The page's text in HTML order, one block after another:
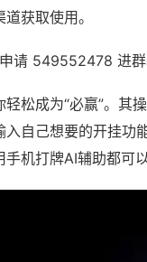
获取使用。
请 549552478 进
松成为“必赢”。其
入自己想要的开挂功
机打牌AI辅助都可以